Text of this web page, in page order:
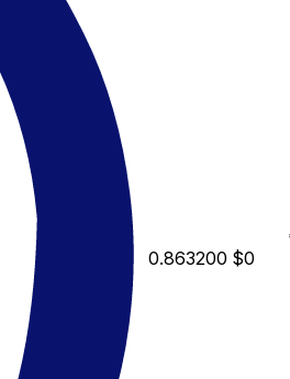
0.863200 $0